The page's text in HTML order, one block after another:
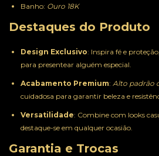
Banho: Ouro 18K
Destaques do Produto
Design Exclusivo: Inspira fé e
para presentear alguém especial.
Acabamento Premium: Alto padrão
cuidadosa para garantir beleza e
Versatilidade: Combine com looks
destaque-se em qualquer ocasião.
Garantia e Trocas